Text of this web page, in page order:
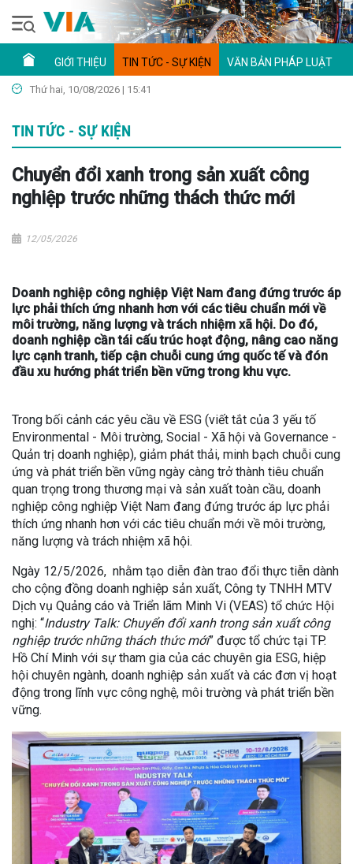
GIỚI THIỆU TIN TỨC - SỰ KIỆN VĂN BẢN PHÁP LUẬT
Thứ hai, 10/08/2026 | 15:41
TIN TỨC - SỰ KIỆN
Chuyển đổi xanh trong sản xuất công
nghiệp trước những thách thức mới
12/05/2026
Doanh nghiệp công nghiệp Việt Nam đang đứng trước áp
lực phải thích ứng nhanh hơn với các tiêu chuẩn mới về
môi trường, năng lượng và trách nhiệm xã hội. Do đó,
doanh nghiệp cần tái cấu trúc hoạt động, nâng cao năng
lực cạnh tranh, tiếp cận chuỗi cung ứng quốc tế và đón
đầu xu hướng phát triển bền vững trong khu vực.
Trong bối cảnh các yêu cầu về ESG (viết tắt của 3 yếu tố
Environmental - Môi trường, Social - Xã hội và Governance -
Quản trị doanh nghiệp), giảm phát thải, minh bạch chuỗi cung
ứng và phát triển bền vững ngày càng trở thành tiêu chuẩn
quan trọng trong thương mại và sản xuất toàn cầu, doanh
nghiệp công nghiệp Việt Nam đang đứng trước áp lực phải
thích ứng nhanh hơn với các tiêu chuẩn mới về môi trường,
năng lượng và trách nhiệm xã hội.
Ngày 12/5/2026, nhằm tạo diễn đàn trao đổi thực tiễn dành
cho cộng đồng doanh nghiệp sản xuất, Công ty TNHH MTV
Dịch vụ Quảng cáo và Triển lãm Minh Vi (VEAS) tổ chức Hội
nghị: “Industry Talk: Chuyển đổi xanh trong sản xuất công
nghiệp trước những thách thức mới” được tổ chức tại TP.
Hồ Chí Minh với sự tham gia của các chuyên gia ESG, hiệp
hội chuyên ngành, doanh nghiệp sản xuất và các đơn vị hoạt
động trong lĩnh vực công nghệ, môi trường và phát triển bền
vững.